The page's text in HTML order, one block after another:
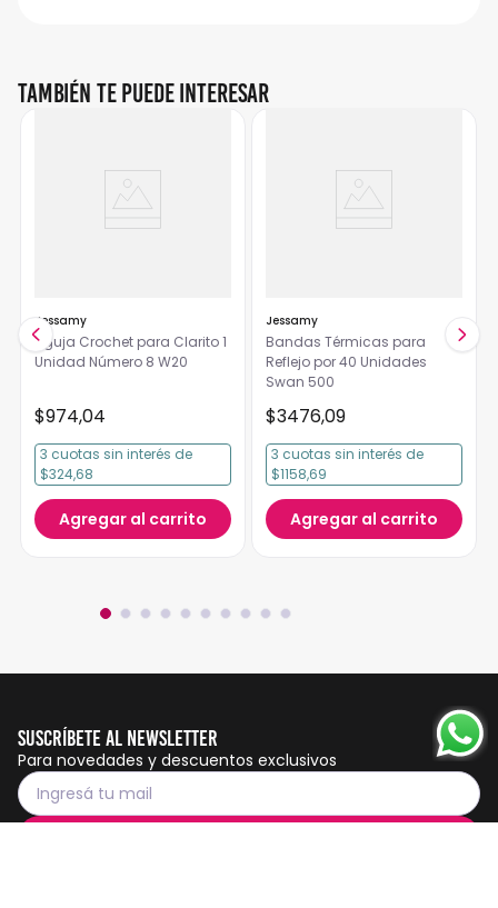
También te puede interesar
Jessamy
Aguja Crochet para Clarito 1
Unidad Número 8 W20
$974,04
3 cuotas sin interés de
$324,68
Agregar al carrito
Jessamy
Bandas Térmicas para
Reflejo por 40 Unidades
Swan 500
$3476,09
3 cuotas sin interés de
$1158,69
Agregar al carrito
Suscríbete al Newsletter
Para novedades y descuentos exclusivos